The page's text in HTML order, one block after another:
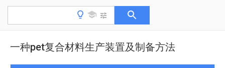
一种pet复合材料生产装置及制备方法